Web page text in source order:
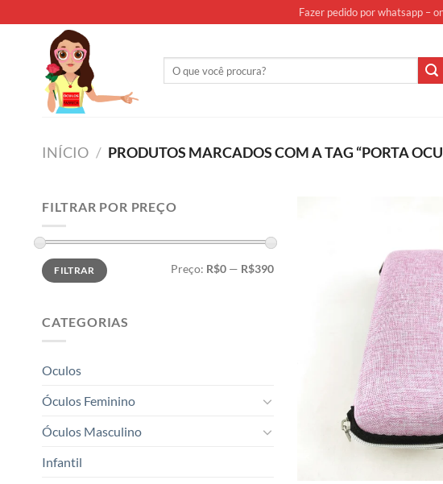
to
Fazer pedido por whatsapp –
INÍCIO / PRODUTOS MARCADOS COM A TAG “PORTA
FILTRAR POR PREÇO
Preço
mínimo
Preço
máximo
FILTRAR Preço: R$0— R$390
CATEGORIAS
Oculos
Óculos Feminino
Óculos Masculino
Infantil